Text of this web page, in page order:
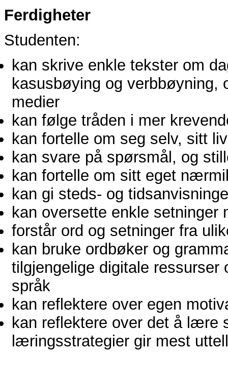
Ferdigheter
Studenten:
kan skrive enkle tekster om
kasusbøying og verbbøyning,
medier
kan følge tråden i mer
kan fortelle om seg selv, sitt
kan svare på spørsmål, og
kan fortelle om sitt eget
kan gi steds- og
kan oversette enkle setninger
forstår ord og setninger fra
kan bruke ordbøker og
tilgjengelige digitale
språk
kan reflektere over egen
kan reflektere over det å lære
læringsstrategier gir mest